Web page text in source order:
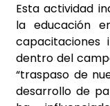
Esta actividad
la educación
capacitaciones
dentro del
“traspaso de
desarrollo de